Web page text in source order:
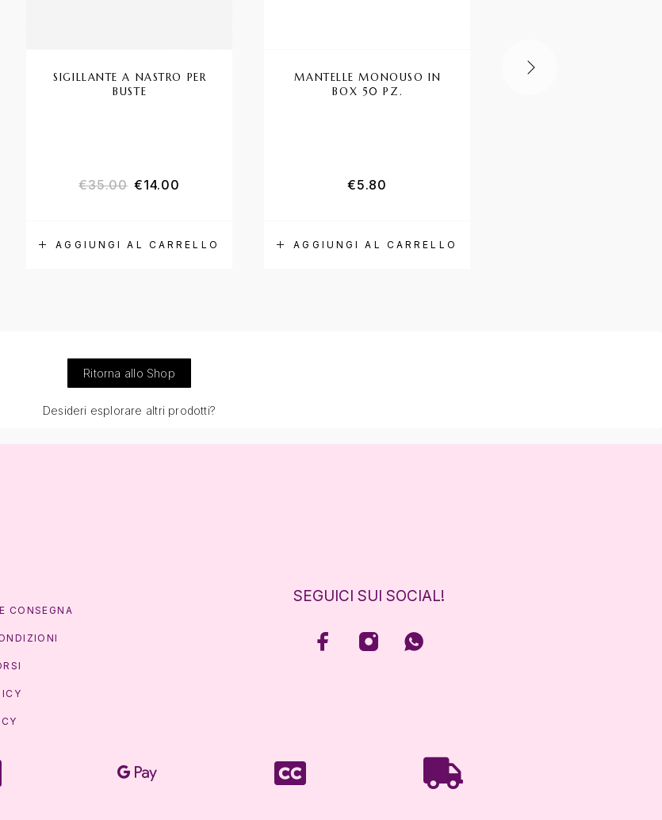
AGGIUNGI AL CARRELLO
SIGILLANTE A NASTRO PER
BUSTE
€35.00 €14.00
AGGIUNGI AL CARRELLO
MANTELLE MONOUSO IN
BOX 50 PZ.
€5.80
Ritorna allo Shop
Desideri esplorare altri prodotti?
CONSEGNA
SEGUICI SUI SOCIAL!